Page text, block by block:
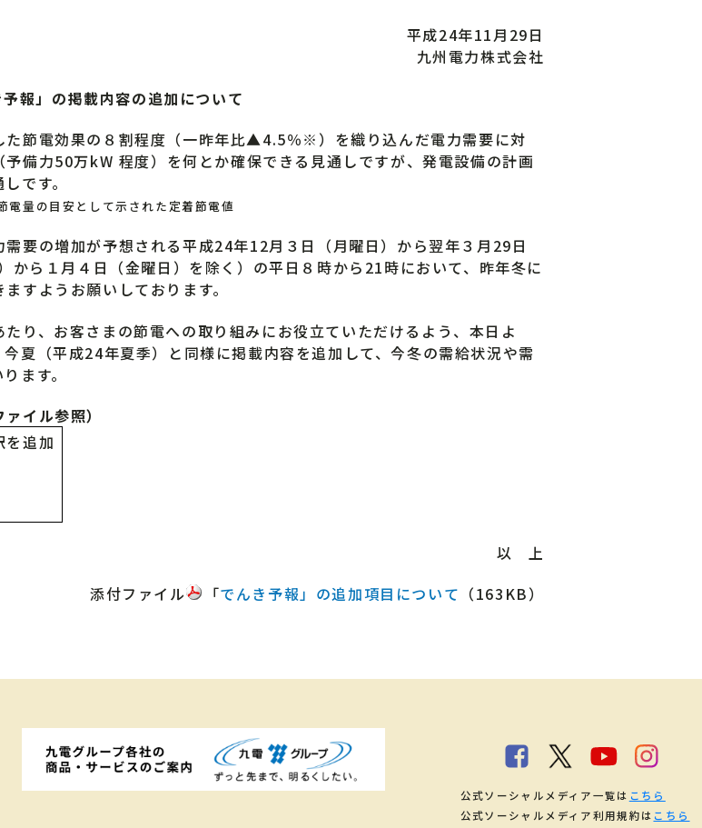
平成24年11月29日
九州電力株式会社
予報」の掲載内容の追加について
節電効果の８割程度（一昨年比▲4.5％※）を織り込んだ電力需要に対
備力50万kW 程度）を何とか確保できる見通しですが、発電設備の計画
です。
量の目安として示された定着節電値
要の増加が予想される平成24年12月３日（月曜日）から翌年３月29日
から１月４日（金曜日）を除く）の平日８時から21時において、昨年冬に
すようお願いしております。
り、お客さまの節電への取り組みにお役立ていただけるよう、本日よ
夏（平成24年夏季）と同様に掲載内容を追加して、今冬の需給状況や需
ます。
イル参照）
を追加
以 上
添付ファイル
「でんき予報」の追加項目について （163KB）
公式ソーシャルメディア一覧は こちら
公式ソーシャルメディア利用規約は こちら